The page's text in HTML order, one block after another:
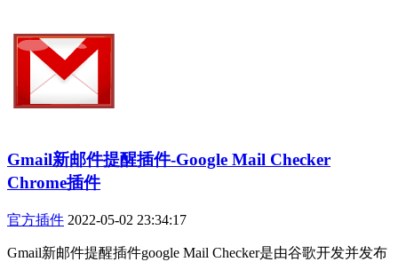
Gmail新邮件提醒插件-Google Mail Checker
Chrome插件
官方插件 2022-05-02 23:34:17
Gmail新邮件提醒插件google Mail Checker是由谷歌开发并发布